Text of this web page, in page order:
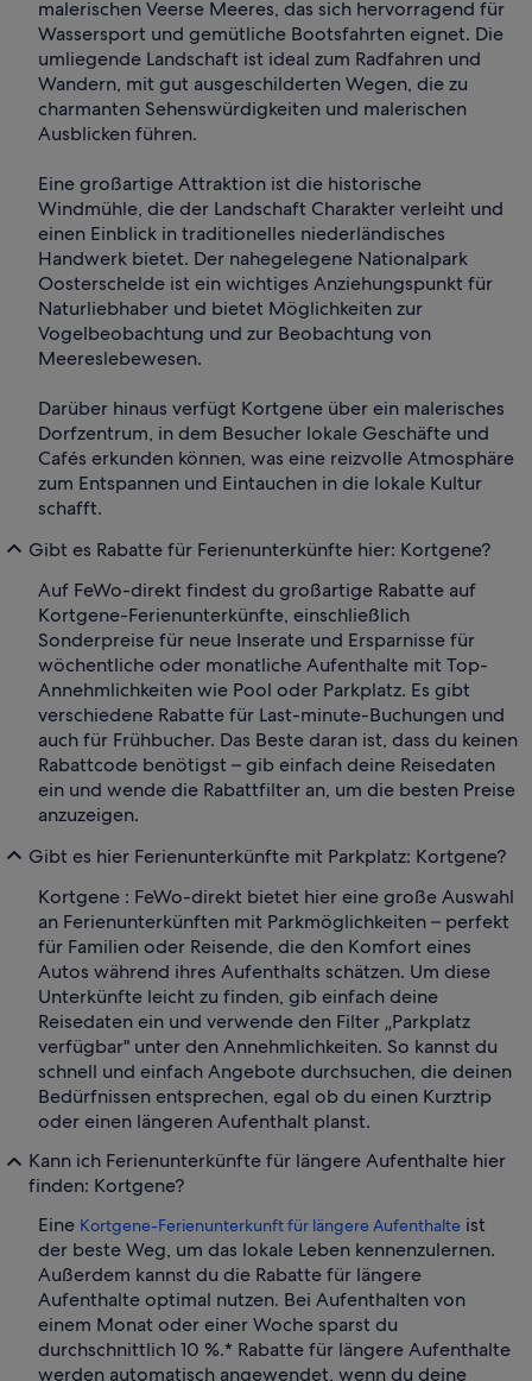
malerischen Veerse Meeres, das sich hervorragend für
Wassersport und gemütliche Bootsfahrten eignet. Die
umliegende Landschaft ist ideal zum Radfahren und
Wandern, mit gut ausgeschilderten Wegen, die zu
charmanten Sehenswürdigkeiten und malerischen
Ausblicken führen.
Eine großartige Attraktion ist die historische
Windmühle, die der Landschaft Charakter verleiht und
einen Einblick in traditionelles niederländisches
Handwerk bietet. Der nahegelegene Nationalpark
Oosterschelde ist ein wichtiges Anziehungspunkt für
Naturliebhaber und bietet Möglichkeiten zur
Vogelbeobachtung und zur Beobachtung von
Meereslebewesen.
Darüber hinaus verfügt Kortgene über ein malerisches
Dorfzentrum, in dem Besucher lokale Geschäfte und
Cafés erkunden können, was eine reizvolle Atmosphäre
zum Entspannen und Eintauchen in die lokale Kultur
schafft.
Gibt es Rabatte für Ferienunterkünfte hier: Kortgene?
Auf FeWo-direkt findest du großartige Rabatte auf
Kortgene-Ferienunterkünfte, einschließlich
Sonderpreise für neue Inserate und Ersparnisse für
wöchentliche oder monatliche Aufenthalte mit Top-
Annehmlichkeiten wie Pool oder Parkplatz. Es gibt
verschiedene Rabatte für Last-minute-Buchungen und
auch für Frühbucher. Das Beste daran ist, dass du keinen
Rabattcode benötigst – gib einfach deine Reisedaten
ein und wende die Rabattfilter an, um die besten Preise
anzuzeigen.
Gibt es hier Ferienunterkünfte mit Parkplatz: Kortgene?
Kortgene : FeWo-direkt bietet hier eine große Auswahl
an Ferienunterkünften mit Parkmöglichkeiten – perfekt
für Familien oder Reisende, die den Komfort eines
Autos während ihres Aufenthalts schätzen. Um diese
Unterkünfte leicht zu finden, gib einfach deine
Reisedaten ein und verwende den Filter „Parkplatz
verfügbar" unter den Annehmlichkeiten. So kannst du
schnell und einfach Angebote durchsuchen, die deinen
Bedürfnissen entsprechen, egal ob du einen Kurztrip
oder einen längeren Aufenthalt planst.
Kann ich Ferienunterkünfte für längere Aufenthalte hier
finden: Kortgene?
Eine Kortgene-Ferienunterkunft für längere Aufenthalte ist
der beste Weg, um das lokale Leben kennenzulernen.
Außerdem kannst du die Rabatte für längere
Aufenthalte optimal nutzen. Bei Aufenthalten von
einem Monat oder einer Woche sparst du
durchschnittlich 10 %.* Rabatte für längere Aufenthalte
werden automatisch angewendet, wenn du deine